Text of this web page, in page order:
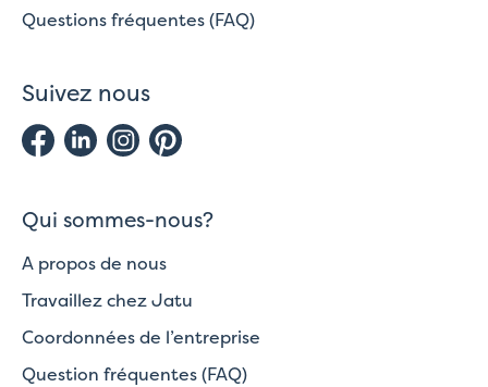
Questions fréquentes (FAQ)
Suivez nous
Qui sommes-nous?
A propos de nous
Travaillez chez Jatu
Coordonnées de l’entreprise
Question fréquentes (FAQ)